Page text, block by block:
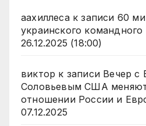
аахиллесак записи 60
украинского
26.12.2025 (18:00)
виктор к записи Вечер с
Соловьевым США
отношении России и
07.12.2025